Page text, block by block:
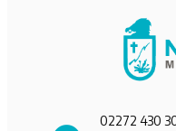
02272 430